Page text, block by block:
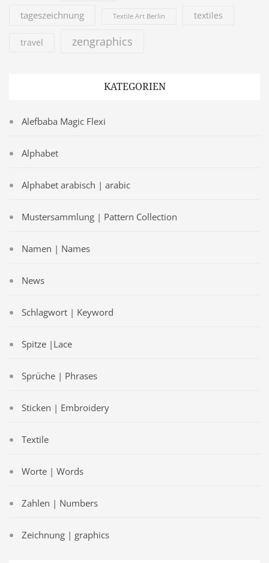
tageszeichnung Textile Art Berlin textiles
travel zengraphics
KATEGORIEN
Alefbaba Magic Flexi
Alphabet
Alphabet arabisch | arabic
Mustersammlung | Pattern Collection
Namen | Names
News
Schlagwort | Keyword
Spitze |Lace
Sprüche | Phrases
Sticken | Embroidery
Textile
Worte | Words
Zahlen | Numbers
Zeichnung | graphics